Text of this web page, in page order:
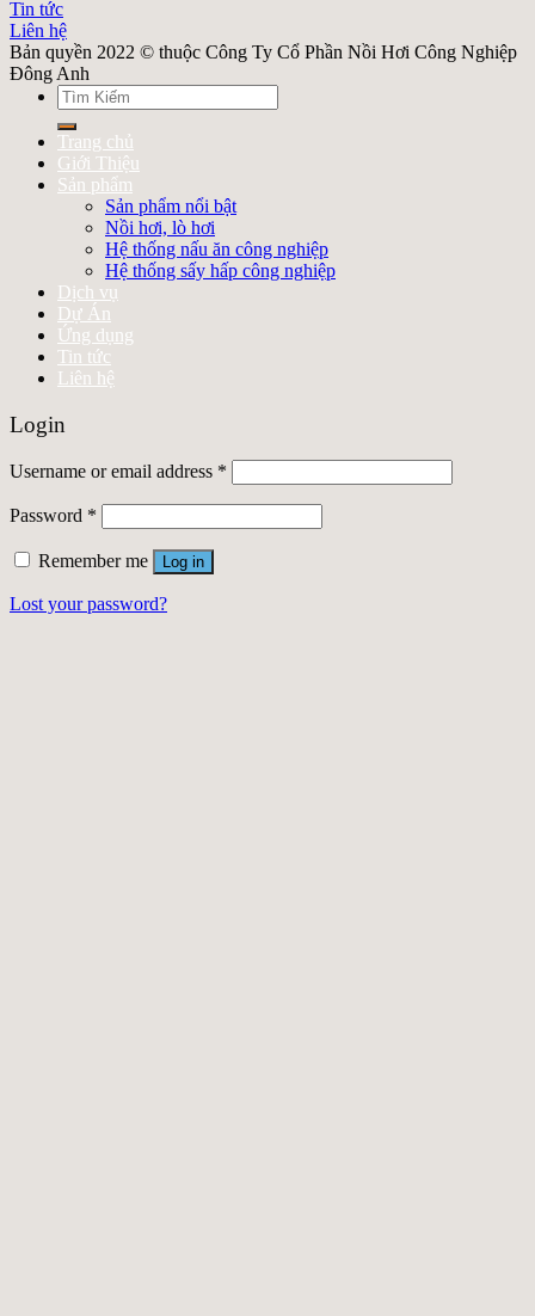
Tin tức
Liên hệ
Bản quyền 2022 © thuộc Công Ty Cổ Phần Nồi Hơi Công Nghiệp
Đông Anh
Search
for:
Trang chủ
Giới Thiệu
Sản phẩm
Sản phẩm nổi bật
Nồi hơi, lò hơi
Hệ thống nấu ăn công nghiệp
Hệ thống sấy hấp công nghiệp
Dịch vụ
Dự Án
Ứng dụng
Tin tức
Liên hệ
Login
Username or email address *
Password *
Remember me Log in
Lost your password?